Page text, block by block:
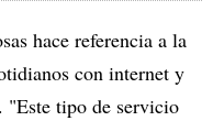
hace referencia a la
con internet y
"Este tipo de servicio